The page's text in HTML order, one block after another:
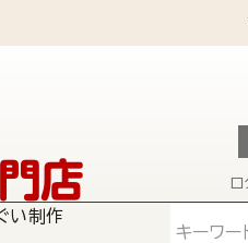
店
い制作